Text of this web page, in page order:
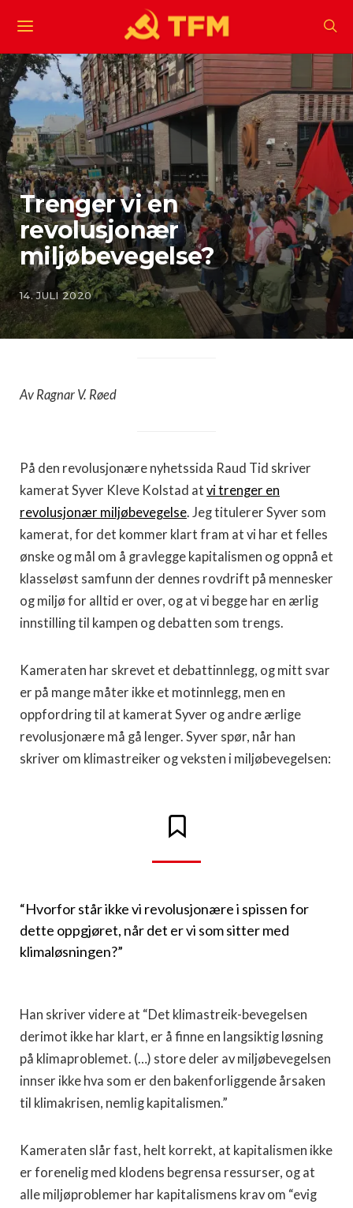
Trenger vi en
revolusjonær
miljøbevegelse?
14. JULI 2020
Av Ragnar V. Røed
På den revolusjonære nyhetssida Raud Tid skriver
kamerat Syver Kleve Kolstad at vi trenger en
revolusjonær miljøbevegelse. Jeg titulerer Syver som
kamerat, for det kommer klart fram at vi har et felles
ønske og mål om å gravlegge kapitalismen og oppnå et
klasseløst samfunn der dennes rovdrift på mennesker
og miljø for alltid er over, og at vi begge har en ærlig
innstilling til kampen og debatten som trengs.
Kameraten har skrevet et debattinnlegg, og mitt svar
er på mange måter ikke et motinnlegg, men en
oppfordring til at kamerat Syver og andre ærlige
revolusjonære må gå lenger. Syver spør, når han
skriver om klimastreiker og veksten i miljøbevegelsen:
“Hvorfor står ikke vi revolusjonære i spissen for
dette oppgjøret, når det er vi som sitter med
klimaløsningen?”
Han skriver videre at “Det klimastreik-bevegelsen
derimot ikke har klart, er å finne en langsiktig løsning
på klimaproblemet. (…) store deler av miljøbevegelsen
innser ikke hva som er den bakenforliggende årsaken
til klimakrisen, nemlig kapitalismen.”
Kameraten slår fast, helt korrekt, at kapitalismen ikke
er forenelig med klodens begrensa ressurser, og at
alle miljøproblemer har kapitalismens krav om “evig